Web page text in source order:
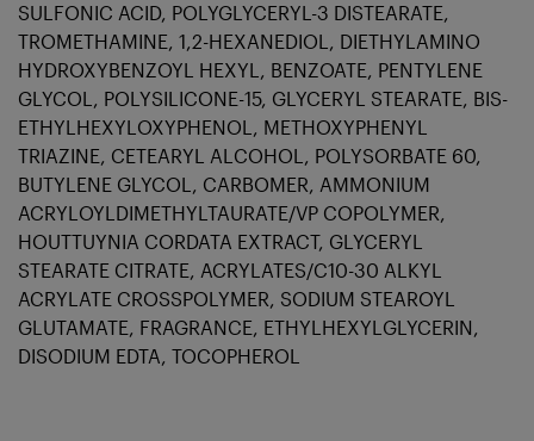
SULFONIC ACID, POLYGLYCERYL-3 DISTEARATE,
TROMETHAMINE, 1,2-HEXANEDIOL, DIETHYLAMINO
HYDROXYBENZOYL HEXYL, BENZOATE, PENTYLENE
GLYCOL, POLYSILICONE-15, GLYCERYL STEARATE, BIS-
ETHYLHEXYLOXYPHENOL, METHOXYPHENYL
TRIAZINE, CETEARYL ALCOHOL, POLYSORBATE 60,
BUTYLENE GLYCOL, CARBOMER, AMMONIUM
ACRYLOYLDIMETHYLTAURATE/VP COPOLYMER,
HOUTTUYNIA CORDATA EXTRACT, GLYCERYL
STEARATE CITRATE, ACRYLATES/C10-30 ALKYL
ACRYLATE CROSSPOLYMER, SODIUM STEAROYL
GLUTAMATE, FRAGRANCE, ETHYLHEXYLGLYCERIN,
DISODIUM EDTA, TOCOPHEROL